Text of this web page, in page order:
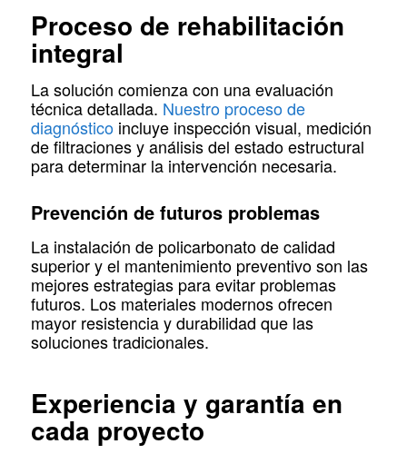
Proceso de rehabilitación
integral
La solución comienza con una evaluación
técnica detallada. Nuestro proceso de
diagnósticoincluye inspección visual, medición
de filtraciones y análisis del estado estructural
para determinar la intervención necesaria.
Prevención de futuros problemas
La instalación de policarbonato de calidad
superior y el mantenimiento preventivo son las
mejores estrategias para evitar problemas
futuros. Los materiales modernos ofrecen
mayor resistencia y durabilidad que las
soluciones tradicionales.
Experiencia y garantía en
cada proyecto